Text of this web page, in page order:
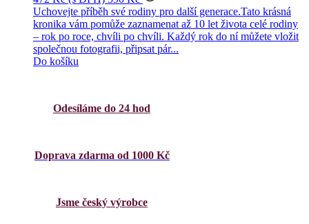
Uchovejte příběh své rodiny pro další generace.Tato krásná
kronika vám pomůže zaznamenat až 10 let života celé rodiny
– rok po roce, chvíli po chvíli. Každý rok do ní můžete vložit
společnou fotografii, připsat pár...
Do košíku
Odesíláme do 24 hod
Doprava zdarma od 1000 Kč
Jsme český výrobce